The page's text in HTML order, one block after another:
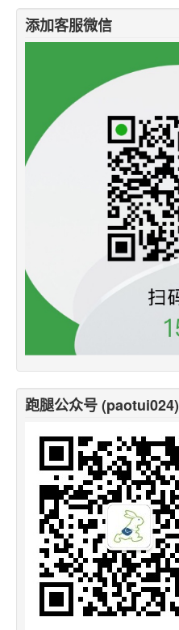
添加客服微信
跑腿公众号 (paotui024)